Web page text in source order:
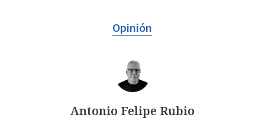
Opinión
Antonio Felipe Rubio